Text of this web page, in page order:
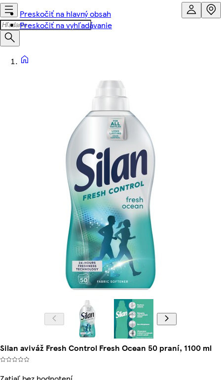
Preskočiť na hlavný obsah
Preskočiť na vyhľadávanie
Silan aviváž Fresh Control Fresh Ocean 50 praní, 1100 ml